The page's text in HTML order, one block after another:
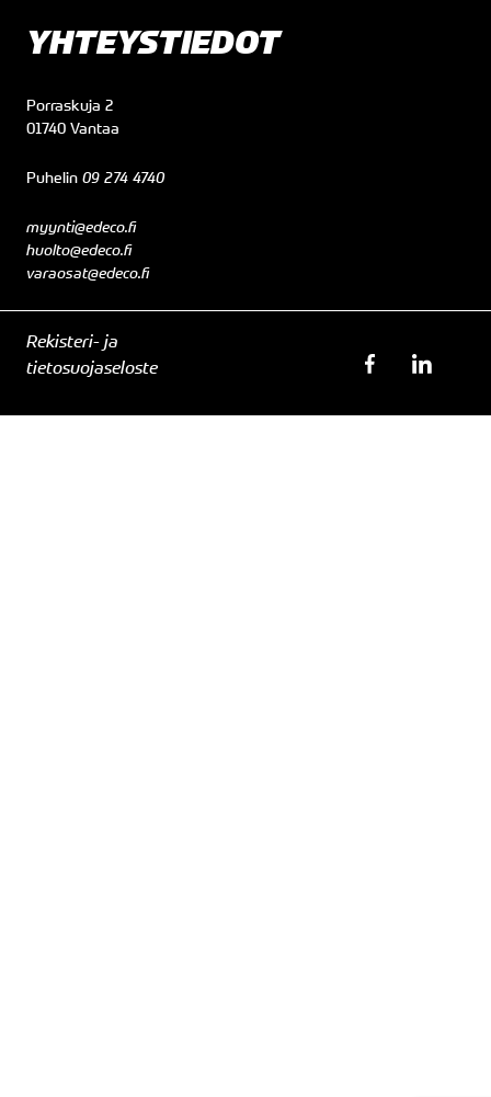
YHTEYSTIEDOT
Porraskuja 2
01740 Vantaa
Puhelin 09 274 4740
myynti@edeco.fi
huolto@edeco.fi
varaosat@edeco.fi
Rekisteri- ja
tietosuojaseloste